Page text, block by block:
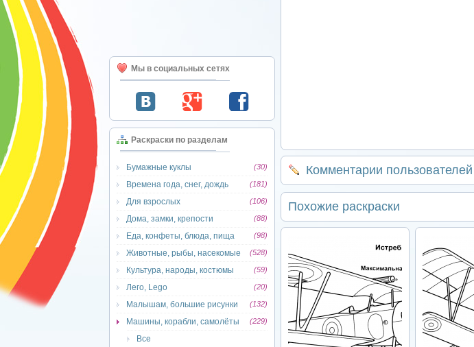
Мы в социальных сетях
Раскраски по разделам
Бумажные куклы (30)
Времена года, снег, дождь (181)
Для взрослых (106)
Дома, замки, крепости (88)
Еда, конфеты, блюда, пища (98)
Животные, рыбы, насекомые (528)
Культура, народы, костюмы (59)
Лего, Lego (20)
Малышам, большие рисунки (132)
Машины, корабли, самолёты (229)
Все
Комментарии пользователей
Похожие раскраски